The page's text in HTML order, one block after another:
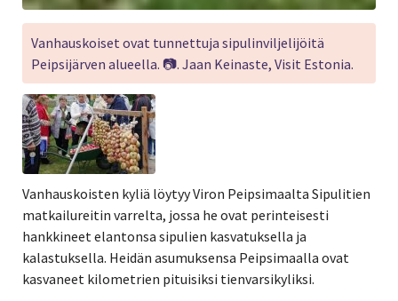
Vanhauskoiset ovat tunnettuja sipulinviljelijöitä
Peipsijärven alueella. 📷. Jaan Keinaste, Visit Estonia.
Vanhauskoisten kyliä löytyy Viron Peipsimaalta Sipulitien
matkailureitin varrelta, jossa he ovat perinteisesti
hankkineet elantonsa sipulien kasvatuksella ja
kalastuksella. Heidän asumuksensa Peipsimaalla ovat
kasvaneet kilometrien pituisiksi tienvarsikyliksi.